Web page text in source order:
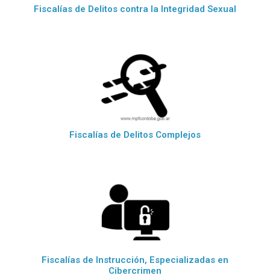
Fiscalías de Delitos contra la Integridad Sexual
Fiscalías de Delitos Complejos
Fiscalías de Instrucción, Especializadas en
Cibercrimen